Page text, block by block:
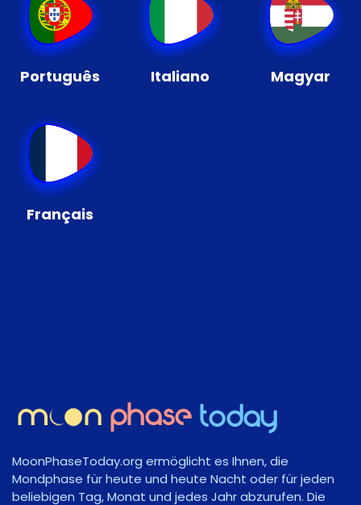
Português Italiano Magyar
Français
MoonPhaseToday.org ermöglicht es Ihnen, die
Mondphase für heute und heute Nacht oder für jeden
beliebigen Tag, Monat und jedes Jahr abzurufen. Die